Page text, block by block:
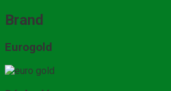
Brand
Eurogold